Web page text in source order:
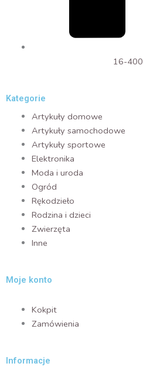
16-400
Kategorie
Artykuły domowe
Artykuły samochodowe
Artykuły sportowe
Elektronika
Moda i uroda
Ogród
Rękodzieło
Rodzina i dzieci
Zwierzęta
Inne
Moje konto
Kokpit
Zamówienia
Informacje